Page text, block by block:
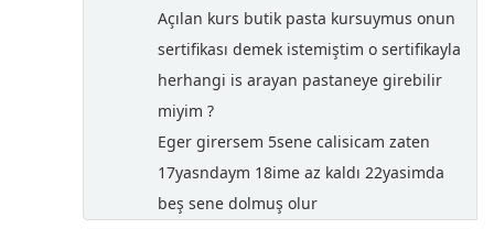
Açılan kurs butik pasta kursuymus onun
sertifikası demek istemiştim o sertifikayla
herhangi is arayan pastaneye girebilir
miyim ?
Eger girersem 5sene calisicam zaten
17yasndaym 18ime az kaldı 22yasimda
beş sene dolmuş olur